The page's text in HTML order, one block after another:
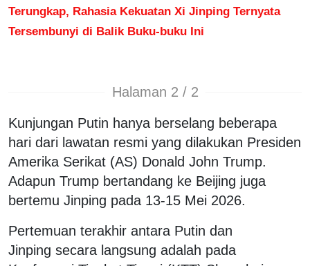
Terungkap, Rahasia Kekuatan Xi Jinping Ternyata
Tersembunyi di Balik Buku-buku Ini
Halaman 2 / 2
Kunjungan Putin hanya berselang beberapa
hari dari lawatan resmi yang dilakukan Presiden
Amerika Serikat (AS) Donald John Trump.
Adapun Trump bertandang ke Beijing juga
bertemu Jinping pada 13-15 Mei 2026.
Pertemuan terakhir antara Putin dan
Jinping secara langsung adalah pada